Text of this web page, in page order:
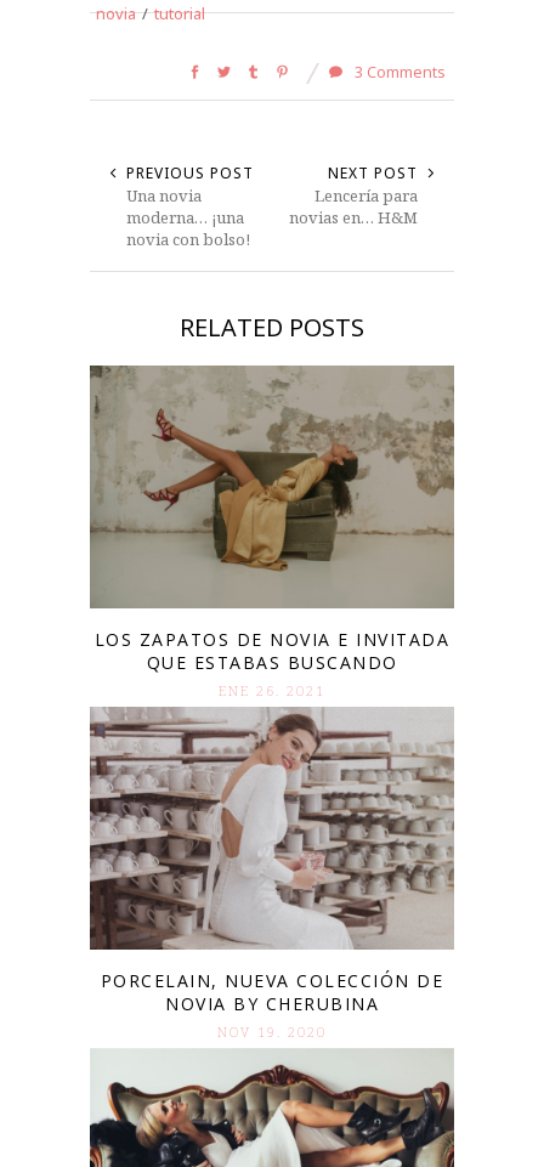
novia / tutorial
3 Comments
PREVIOUS POST
Una novia
moderna… ¡una
novia con bolso!
NEXT POST
Lencería para
novias en… H&M
RELATED POSTS
LOS ZAPATOS DE NOVIA E INVITADA
QUE ESTABAS BUSCANDO
ENE 26. 2021
PORCELAIN, NUEVA COLECCIÓN DE
NOVIA BY CHERUBINA
NOV 19. 2020